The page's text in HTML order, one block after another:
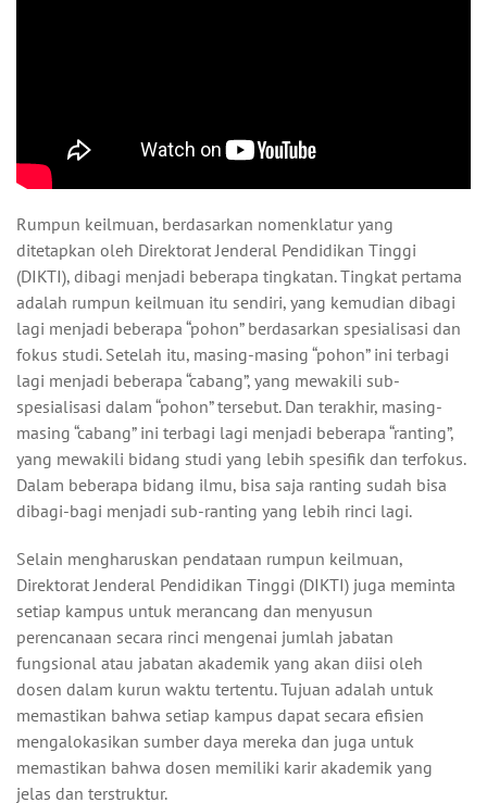
Rumpun keilmuan, berdasarkan nomenklatur yang
ditetapkan oleh Direktorat Jenderal Pendidikan Tinggi
(DIKTI), dibagi menjadi beberapa tingkatan. Tingkat pertama
adalah rumpun keilmuan itu sendiri, yang kemudian dibagi
lagi menjadi beberapa “pohon” berdasarkan spesialisasi dan
fokus studi. Setelah itu, masing-masing “pohon” ini terbagi
lagi menjadi beberapa “cabang”, yang mewakili sub-
spesialisasi dalam “pohon” tersebut. Dan terakhir, masing-
masing “cabang” ini terbagi lagi menjadi beberapa “ranting”,
yang mewakili bidang studi yang lebih spesifik dan terfokus.
Dalam beberapa bidang ilmu, bisa saja ranting sudah bisa
dibagi-bagi menjadi sub-ranting yang lebih rinci lagi.
Selain mengharuskan pendataan rumpun keilmuan,
Direktorat Jenderal Pendidikan Tinggi (DIKTI) juga meminta
setiap kampus untuk merancang dan menyusun
perencanaan secara rinci mengenai jumlah jabatan
fungsional atau jabatan akademik yang akan diisi oleh
dosen dalam kurun waktu tertentu. Tujuan adalah untuk
memastikan bahwa setiap kampus dapat secara efisien
mengalokasikan sumber daya mereka dan juga untuk
memastikan bahwa dosen memiliki karir akademik yang
jelas dan terstruktur.